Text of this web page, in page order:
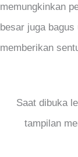
memungkinkan
besar juga
memberikan
Saat dibuka
tampilan